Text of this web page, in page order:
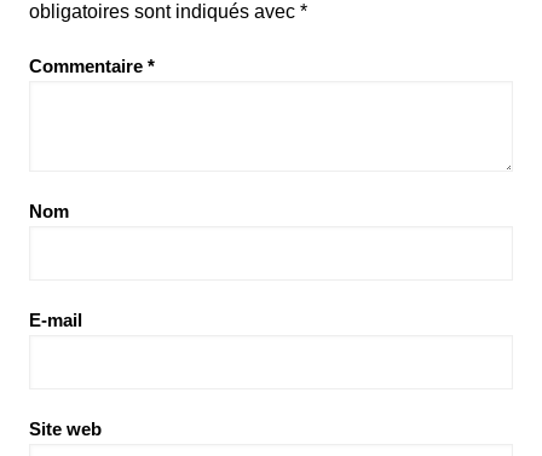
obligatoires sont indiqués avec *
Commentaire *
Nom
E-mail
Site web